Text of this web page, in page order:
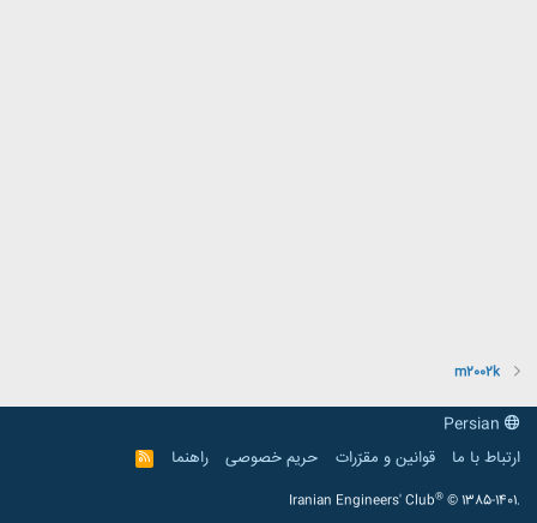
m2002k
ارتباط با ما
قوانین و مقرّرات حریم خصوصی راهنما
R
S
Iranian Engineers' Club® © 1385-1401.